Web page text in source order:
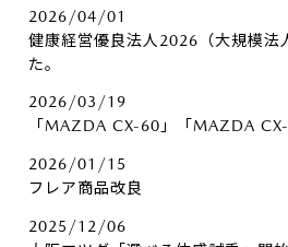
2026/04/01
健康経営優良法人2026（大規模法
た。
2026/03/19
「MAZDA CX-60」「MAZDA
2026/01/15
フレア商品改良
2025/12/06